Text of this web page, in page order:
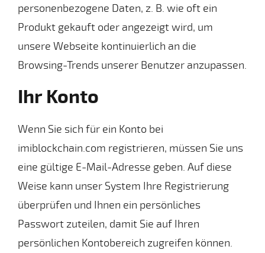
personenbezogene Daten, z. B. wie oft ein
Produkt gekauft oder angezeigt wird, um
unsere Webseite kontinuierlich an die
Browsing-Trends unserer Benutzer anzupassen.
Ihr Konto
Wenn Sie sich für ein Konto bei
imiblockchain.com registrieren, müssen Sie uns
eine gültige E-Mail-Adresse geben. Auf diese
Weise kann unser System Ihre Registrierung
überprüfen und Ihnen ein persönliches
Passwort zuteilen, damit Sie auf Ihren
persönlichen Kontobereich zugreifen können.